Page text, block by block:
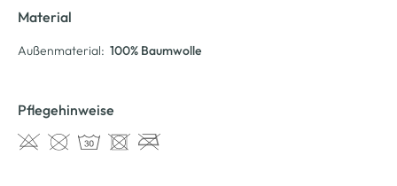
Material
Außenmaterial: 100% Baumwolle
Pflegehinweise